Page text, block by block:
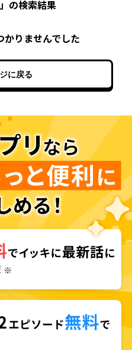
」の検索結果
りませんでした
に戻る